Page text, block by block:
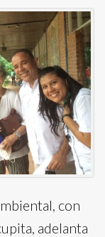
con
adelanta